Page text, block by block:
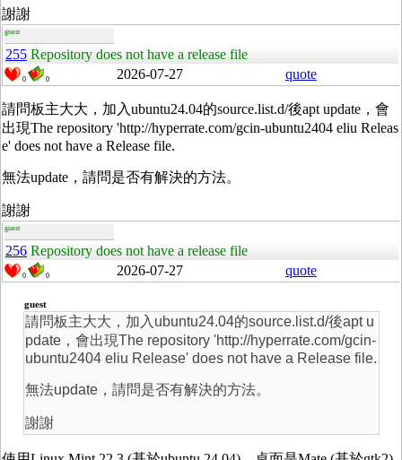
謝謝
guest
255 Repository does not have a release file
0 0 2026-07-27 quote
請問板主大大，加入ubuntu24.04的source.list.d/後apt update，會
出現The repository 'http://hyperrate.com/gcin-ubuntu2404 eliu Releas
e' does not have a Release file.
無法update，請問是否有解決的方法。
謝謝
guest
256 Repository does not have a release file
0 0 2026-07-27 quote
guest
請問板主大大，加入ubuntu24.04的source.list.d/後apt u
pdate，會出現The repository 'http://hyperrate.com/gcin-
ubuntu2404 eliu Release' does not have a Release file.
無法update，請問是否有解決的方法。
謝謝